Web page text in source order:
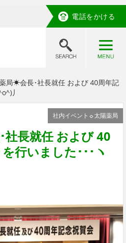
電話をかける
局☀会長･社長就任 および 40周年記
丿
社内イベント☼太陽薬局
長就任 および 40
行いました･･･ヽ